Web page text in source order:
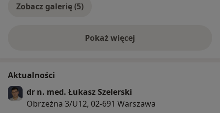
Zobacz galerię (5)
Pokaż więcejo doświadczeniu
Aktualności
dr n. med. Łukasz Szelerski
Obrzeżna 3/U12, 02-691 Warszawa